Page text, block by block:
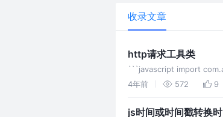
收录文章
http请求工具类
```javascript import
4年前
572 9
js时间或时间戳转换